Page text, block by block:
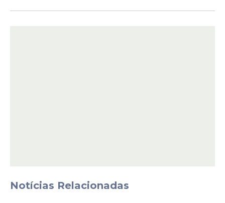
STF Kassio Nunes Marques viajou de
Notícias Relacionadas